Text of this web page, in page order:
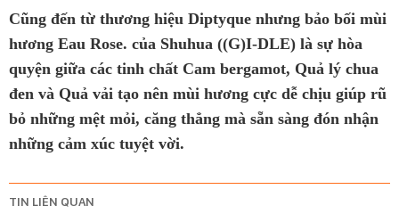
Cũng đến từ thương hiệu Diptyque nhưng bảo bối mùi
hương Eau Rose. của Shuhua ((G)I-DLE) là sự hòa
quyện giữa các tinh chất Cam bergamot, Quả lý chua
đen và Quả vải tạo nên mùi hương cực dễ chịu giúp rũ
bỏ những mệt mỏi, căng thẳng mà sẵn sàng đón nhận
những cảm xúc tuyệt vời.
TIN LIÊN QUAN